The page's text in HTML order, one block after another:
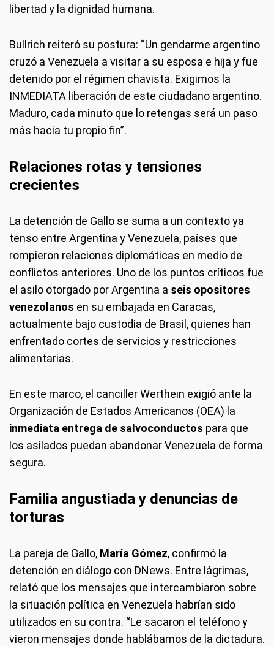
libertad y la dignidad humana.
Bullrich reiteró su postura: “Un gendarme argentino
cruzó a Venezuela a visitar a su esposa e hija y fue
detenido por el régimen chavista. Exigimos la
INMEDIATA liberación de este ciudadano argentino.
Maduro, cada minuto que lo retengas será un paso
más hacia tu propio fin”.
Relaciones rotas y tensiones
crecientes
La detención de Gallo se suma a un contexto ya
tenso entre Argentina y Venezuela, países que
rompieron relaciones diplomáticas en medio de
conflictos anteriores. Uno de los puntos críticos fue
el asilo otorgado por Argentina a seis opositores
venezolanos en su embajada en Caracas,
actualmente bajo custodia de Brasil, quienes han
enfrentado cortes de servicios y restricciones
alimentarias.
En este marco, el canciller Werthein exigió ante la
Organización de Estados Americanos (OEA) la
inmediata entrega de salvoconductos para que
los asilados puedan abandonar Venezuela de forma
segura.
Familia angustiada y denuncias de
torturas
La pareja de Gallo, María Gómez, confirmó la
detención en diálogo con DNews. Entre lágrimas,
relató que los mensajes que intercambiaron sobre
la situación política en Venezuela habrían sido
utilizados en su contra. “Le sacaron el teléfono y
vieron mensajes donde hablábamos de la dictadura.